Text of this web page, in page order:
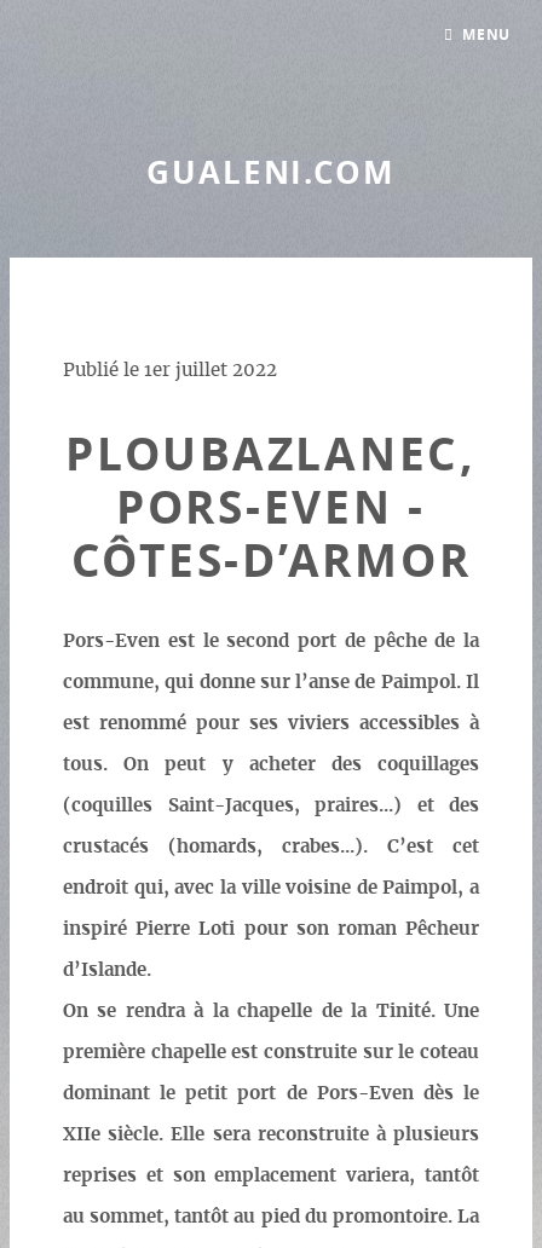
GUALENI.COM
Publié le 1er juillet 2022
PLOUBAZLANEC,
PORS-EVEN -
CÔTES-D’ARMOR
Pors-Even est le second port de pêche de la
commune, qui donne sur l’anse de Paimpol. Il
est renommé pour ses viviers accessibles à
tous. On peut y acheter des coquillages
(coquilles Saint-Jacques, praires...) et des
crustacés (homards, crabes...). C’est cet
endroit qui, avec la ville voisine de Paimpol, a
inspiré Pierre Loti pour son roman Pêcheur
d’Islande.
On se rendra à la chapelle de la Tinité. Une
première chapelle est construite sur le coteau
dominant le petit port de Pors-Even dès le
XIIe siècle. Elle sera reconstruite à plusieurs
reprises et son emplacement variera, tantôt
au sommet, tantôt au pied du promontoire. La
MENU